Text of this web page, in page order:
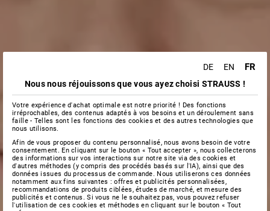
DE EN FR
Nous nous réjouissons que vous ayez choisi STRAUSS !
Votre expérience d'achat optimale est notre priorité ! Des fonctions
irréprochables, des contenus adaptés à vos besoins et un déroulement sans
faille - Telles sont les fonctions des cookies et des autres technologies que
nous utilisons.
Afin de vous proposer du contenu personnalisé, nous avons besoin de votre
consentement. En cliquant sur le bouton « Tout accepter », nous collecterons
des informations sur vos interactions sur notre site via des cookies et
d'autres méthodes (y compris des procédés basés sur l'IA), ainsi que des
données issues du processus de commande. Nous utiliserons ces données
notamment aux fins suivantes : offres et publicités personnalisées,
recommandations de produits ciblées, études de marché, et mesure des
publicités et contenus. Si vous ne le souhaitez pas, vous pouvez refuser
l'utilisation de ces cookies et méthodes en cliquant sur le bouton « Tout